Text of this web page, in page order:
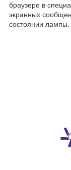
браузере в
экранных
состоянии лампы.